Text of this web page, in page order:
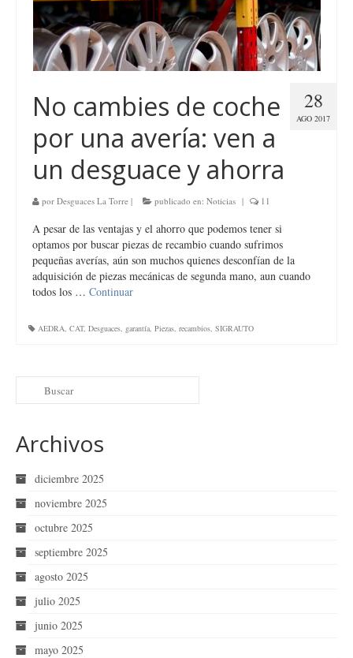
28
AGO 2017
No cambies de coche
por una avería: ven a
un desguace y ahorra
por Desguaces La Torre | publicado en: Noticias | 11
A pesar de las ventajas y el ahorro que podemos tener si
optamos por buscar piezas de recambio cuando sufrimos
pequeñas averías, aún son muchos quienes desconfían de la
adquisición de piezas mecánicas de segunda mano, aun cuando
todos los … Continuar
AEDRA, CAT, Desguaces, garantía, Piezas, recambios, SIGRAUTO
Archivos
diciembre 2025
noviembre 2025
octubre 2025
septiembre 2025
agosto 2025
julio 2025
junio 2025
mayo 2025